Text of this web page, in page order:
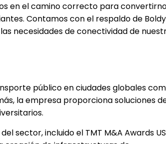
en el camino correcto para
Contamos con el respaldo de
necesidades de conectividad de
público en ciudades globales
la empresa proporciona soluciones
sector, incluido el TMT M&A Awards